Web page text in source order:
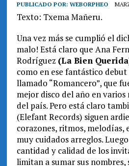
PUBLICADO POR: WEBORPHEO
Texto: Txema Mañeru.
Una vez más se cumplió el
malo! Está claro que Ana
Rodríguez (La Bien Querida
como en ese fantástico debut
llamado “Romancero”, que
mejor disco del año en
del país. Pero está claro
(Elefant Records) siguen
corazones, ritmos, melodías,
muy cuidados arreglos.
cantidad y calidad de los
limitan a sumar sus nombres,